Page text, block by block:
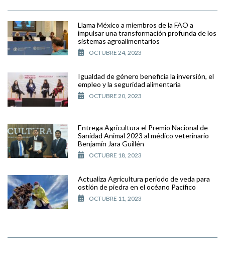
Llama México a miembros de la FAO a
impulsar una transformación profunda de los
sistemas agroalimentarios
OCTUBRE 24, 2023
Igualdad de género beneficia la inversión, el
empleo y la seguridad alimentaria
OCTUBRE 20, 2023
Entrega Agricultura el Premio Nacional de
Sanidad Animal 2023 al médico veterinario
Benjamín Jara Guillén
OCTUBRE 18, 2023
Actualiza Agricultura periodo de veda para
ostión de piedra en el océano Pacífico
OCTUBRE 11, 2023